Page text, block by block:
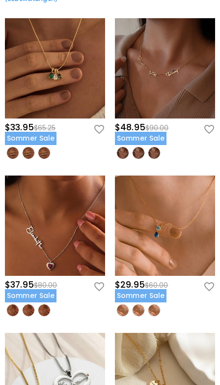
$33.95$65.25
Sommer Sale
$48.95$90.00
Sommer Sale
$37.95$80.00
Sommer Sale
$29.95$60.00
Sommer Sale